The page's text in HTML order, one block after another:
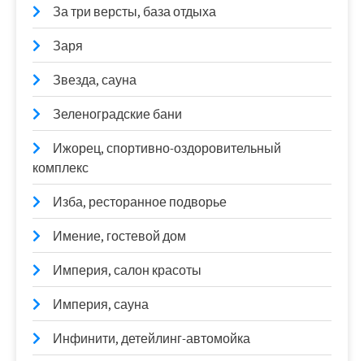
За три версты, база отдыха
Заря
Звезда, сауна
Зеленоградские бани
Ижорец, спортивно-оздоровительный
комплекс
Изба, ресторанное подворье
Имение, гостевой дом
Империя, салон красоты
Империя, сауна
Инфинити, детейлинг-автомойка